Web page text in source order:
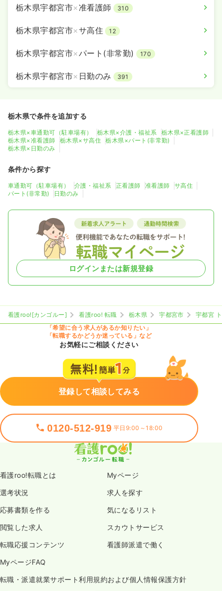
栃木県宇都宮市×准看護師 310
栃木県宇都宮市×サ高住 12
栃木県宇都宮市×パート(非常勤) 170
栃木県宇都宮市× 日勤のみ 391
栃木県で条件を追加する
栃木県×車通勤可（駐車場有） 栃木県×介護・福祉系
栃木県×正看護師
栃木県×准看護師
栃木県×サ高住
栃木県×パート(非常勤)
栃木県×日勤のみ
条件から探す
車通勤可（駐車場有） 介護・福祉系 正看護師 准看護師
サ高住
パート(非常勤)
日勤のみ
ログインまたは新規登録
看護roo![カンゴルー] 看護roo! 転職 栃木県 宇都宮市
宇都宮
「希望に合う求人があるか知りたい」
「転職するかどうか迷っている」など
お気軽にご相談ください
登録して相談してみる
0120-512-919 平日9:00～18:00
看護roo!転職とは Myページ
選考状況 求人を探す
応募書類を作る 気になるリスト
閲覧した求人 スカウトサービス
転職応援コンテンツ 看護師派遣で働く
MyページFAQ
転職・派遣就業サポート利用規約および個人情報保護方針